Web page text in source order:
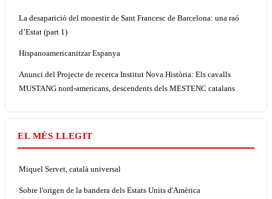
La desaparició del monestir de Sant Francesc de Barcelona: una raó
d’Estat (part 1)
Hispanoamericanitzar Espanya
Anunci del Projecte de recerca Institut Nova Història: Els cavalls
MUSTANG nord-americans, descendents dels MESTENC catalans
EL MÉS LLEGIT
Miquel Servet, català universal
Sobre l'origen de la bandera dels Estats Units d'Amèrica